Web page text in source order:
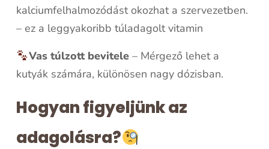
kalciumfelhalmozódást okozhat a szervezetben.
– ez a leggyakoribb túladagolt vitamin
Vas túlzott bevitele– Mérgező lehet a
kutyák számára, különösen nagy dózisban.
Hogyan figyeljünk az
adagolásra?